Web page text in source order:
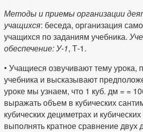
Методы и приемы организации
учащихся: беседа, организация
учащихся по заданиям учебника.
обеспечение: У-1, Т-1.
• Учащиеся озвучивают тему урока,
учебника и высказывают
уроке мы узнаем, что 1 куб. дм = =
выражать объем в кубических
кубических дециметрах и
выполнять кратное сравнение двух